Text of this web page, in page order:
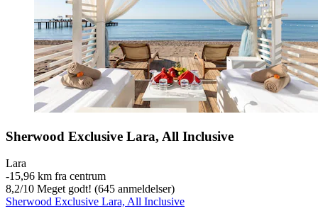
Sherwood Exclusive Lara, All Inclusive
Lara
‐15,96 km fra centrum
8,2/10 Meget godt! (645 anmeldelser)
Sherwood Exclusive Lara, All Inclusive